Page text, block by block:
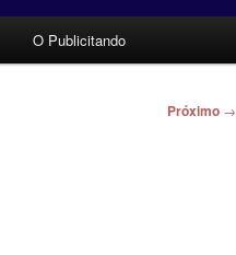
O Publicitando
Próximo →